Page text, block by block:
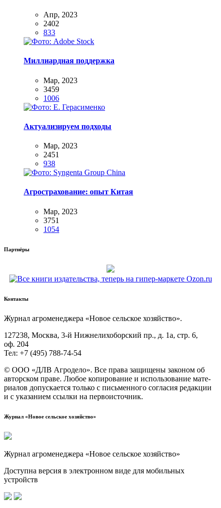
Апр, 2023
2402
833
Миллиардная поддержка
Мар, 2023
3459
1006
Актуализируем подходы
Мар, 2023
2451
938
Агрострахование: опыт Китая
Мар, 2023
3751
1054
Партнёры
Контакты
Жур­нал агро­ме­не­дже­ра «Новое сель­ское хозяйство».
127238, Москва, 3‑й Ниж­не­ли­хо­бор­ский пр., д. 1а, стр. 6,
оф. 204
Тел: +7 (495) 788‑74‑54
© ООО «ДЛВ Агро­де­ло». Все пра­ва защи­ще­ны зако­ном об
автор­ском пра­ве. Любое копи­ро­ва­ние и исполь­зо­ва­ние мате­
ри­а­лов допус­ка­ет­ся толь­ко с пись­мен­но­го согла­сия редак­ции
и с ука­за­ни­ем ссыл­ки на первоисточник.
Журнал «Новое сельское хозяйство»
Журнал агроменеджера «Новое сельское хозяйство»
Доступна версия в электронном виде для мобильных
устройств